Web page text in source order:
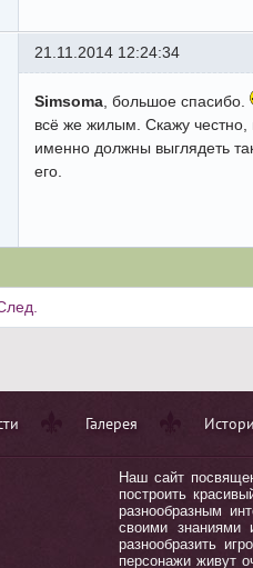
21.11.2014 12:24:34
Simsoma, большое спасибо.
всё же жилым. Скажу честно,
именно должны выглядеть
его.
Галерея
Наш сайт
построить
разнообразным
своими знаниями
разнообразить
персонажи живут